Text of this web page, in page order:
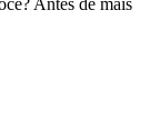
Antes de mais